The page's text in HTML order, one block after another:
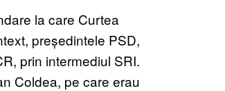
la care Curtea
președintele PSD,
prin intermediul SRI.
Coldea, pe care erau